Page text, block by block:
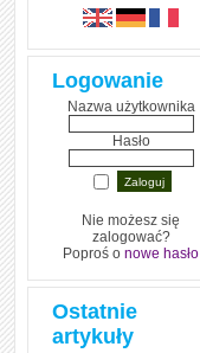
Logowanie
Nazwa użytkownika
Hasło
Nie możesz się
zalogować?
Poproś o nowe hasło
Ostatnie
artykuły